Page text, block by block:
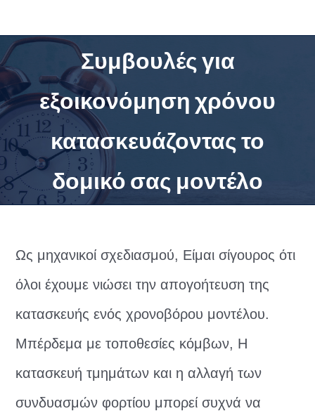
περιεχόμενο
Συμβουλές για
εξοικονόμηση χρόνου
κατασκευάζοντας το
δομικό σας μοντέλο
Ως μηχανικοί σχεδιασμού, Είμαι σίγουρος ότι
όλοι έχουμε νιώσει την απογοήτευση της
κατασκευής ενός χρονοβόρου μοντέλου.
Μπέρδεμα με τοποθεσίες κόμβων, Η
κατασκευή τμημάτων και η αλλαγή των
συνδυασμών φορτίου μπορεί συχνά να